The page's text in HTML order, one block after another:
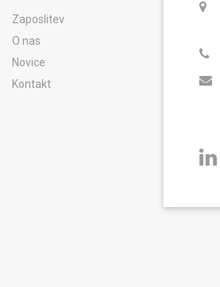
Zaposlitev
O nas
Novice
Kontakt